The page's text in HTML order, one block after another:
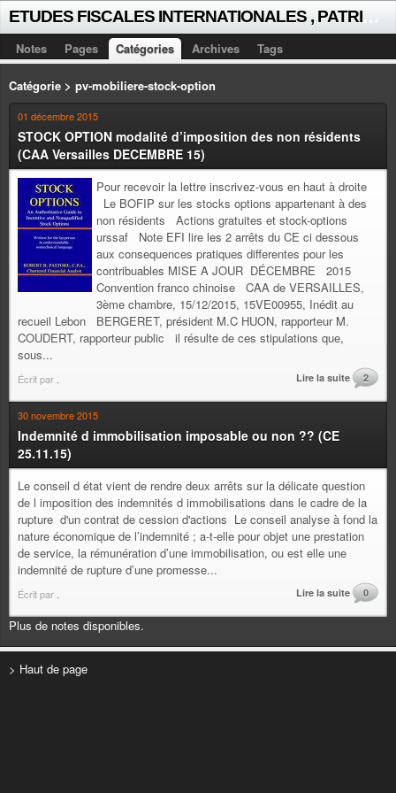
Notes Pages Catégories Archives Tags
Catégorie > pv-mobiliere-stock-option
01 décembre 2015
STOCK OPTION modalité d’imposition des non résidents
(CAA Versailles DECEMBRE 15)
Pour recevoir la lettre inscrivez-vous en haut à droite
Le BOFIP sur les stocks options appartenant à des
non résidents Actions gratuites et stock-options
urssaf Note EFI lire les 2 arrêts du CE ci dessous
aux consequences pratiques differentes pour les
contribuables MISE A JOUR DÉCEMBRE 2015
Convention franco chinoise CAA de VERSAILLES,
3ème chambre, 15/12/2015, 15VE00955, Inédit au
recueil Lebon BERGERET, président M.C HUON, rapporteur M.
COUDERT, rapporteur public il résulte de ces stipulations que,
sous...
Écrit par Lire la suite 2
30 novembre 2015
Indemnité d immobilisation imposable ou non ?? (CE
25.11.15)
Le conseil d état vient de rendre deux arrêts sur la délicate question
de l imposition des indemnités d immobilisations dans le cadre de la
rupture d'un contrat de cession d'actions Le conseil analyse à fond la
nature économique de l’indemnité ; a-t-elle pour objet une prestation
de service, la rémunération d’une immobilisation, ou est elle une
indemnité de rupture d’une promesse...
Écrit par Lire la suite 0
Plus de notes disponibles.
> Haut de page